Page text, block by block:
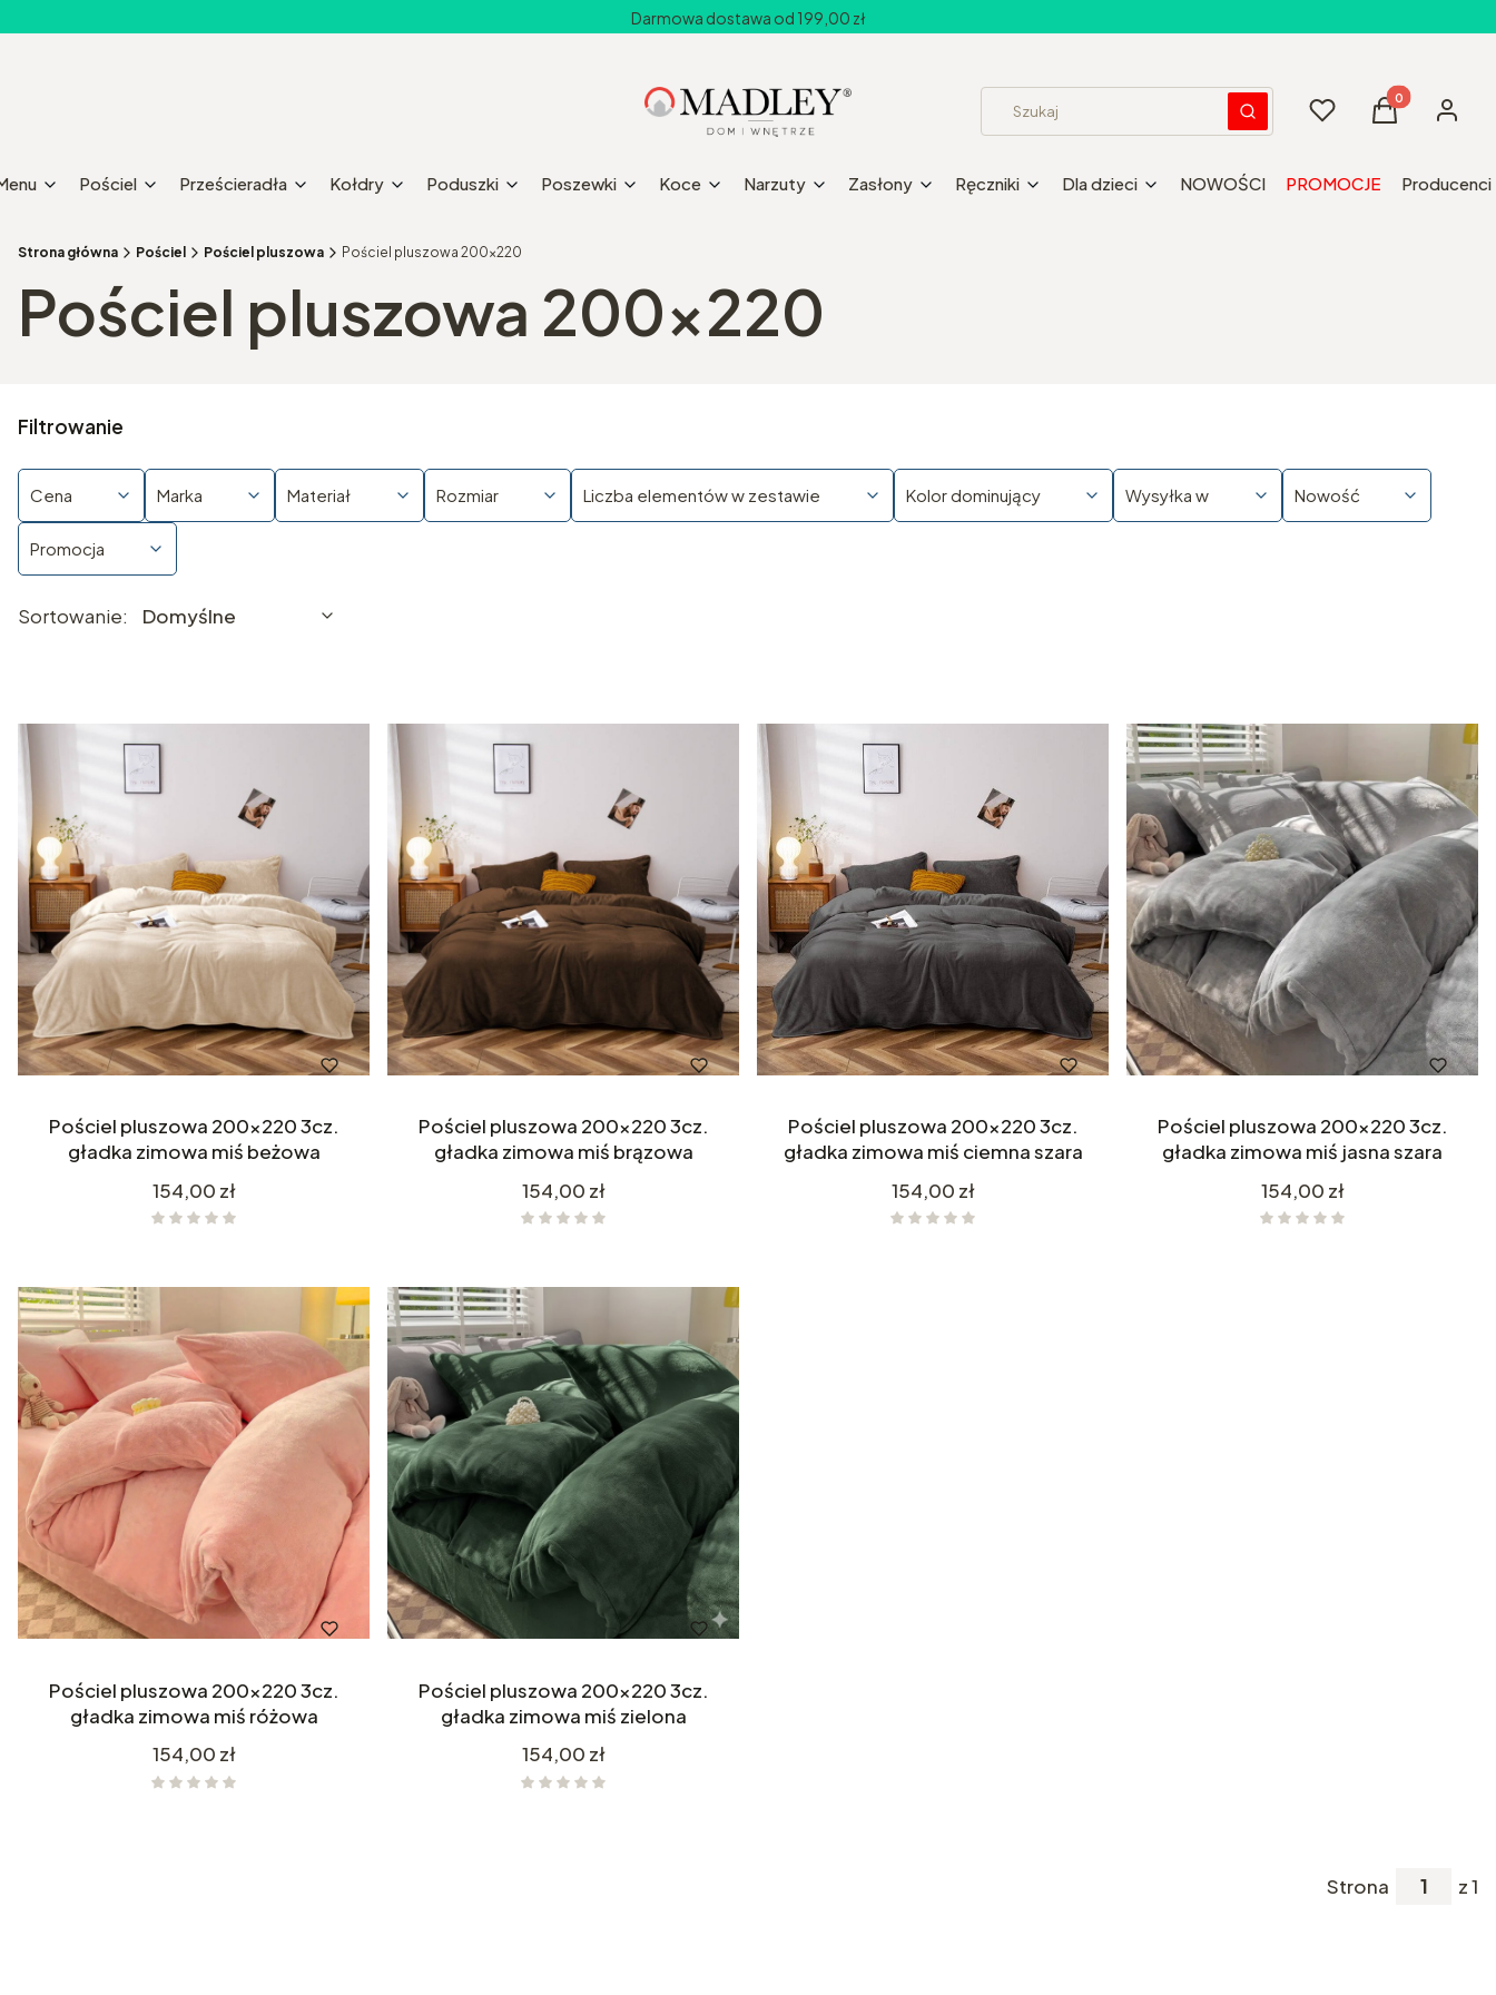
Darmowa dostawa od 199,00 zł
WyczyśćSzukaj
UlubioneProdukty w
Koszyk Zaloguj
Pościel Prześcieradła Kołdry Poduszki Poszewki Koce Narzuty Zasłony Ręczniki Dla dzieci NOWOŚCI PROMOCJE Producenci
Strona główna Pościel Pościel pluszowa Pościel pluszowa 200x220
Pościel pluszowa 200x220
Filtrowanie
Cena Marka Materiał Rozmiar Liczba elementów w zestawie Kolor dominujący Wysyłka w Nowość
Promocja
Lista produktów
Sortowanie: Domyślne
Domyślne
Pościel pluszowa 200x220 3cz.
gładka zimowa miś beżowa
Cena
154,00 zł
Pościel pluszowa 200x220 3cz.
gładka zimowa miś brązowa
Cena
154,00 zł
Pościel pluszowa 200x220 3cz.
gładka zimowa miś ciemna szara
Cena
154,00 zł
Pościel pluszowa 200x220 3cz.
gładka zimowa miś jasna szara
Cena
154,00 zł
Pościel pluszowa 200x220 3cz.
gładka zimowa miś różowa
Cena
154,00 zł
Pościel pluszowa 200x220 3cz.
gładka zimowa miś zielona
Cena
154,00 zł
Strona z 1